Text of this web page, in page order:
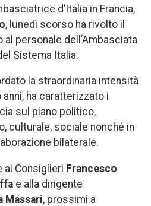
d’Italia in Francia,
, lunedì scorso ha rivolto il
personale dell’Ambasciata
Sistema Italia.
la straordinaria intensità
ha caratterizzato i
sul piano politico,
culturale, sociale nonché in
bilaterale.
ai Consiglieri Francesco
e alla dirigente
Massari, prossimi a